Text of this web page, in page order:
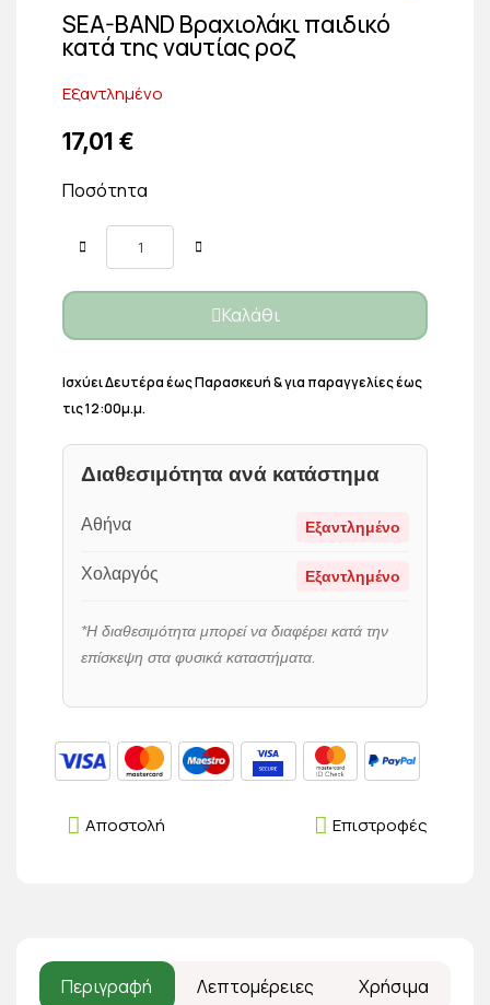
SEA-BAND Βραχιολάκι παιδικό
κατά της ναυτίας ροζ
Εξαντλημένο
17,01 €
Ποσότητα
Καλάθι
Ισχύει Δευτέρα έως Παρασκευή & για παραγγελίες έως
τις 12:00μ.μ.
Διαθεσιμότητα ανά κατάστημα
Αθήνα Εξαντλημένο
Χολαργός Εξαντλημένο
*Η διαθεσιμότητα μπορεί να διαφέρει κατά την
επίσκεψη στα φυσικά καταστήματα.
Επιστροφές
Αποστολή
Περιγραφή Λεπτομέρειες Χρήσιμα